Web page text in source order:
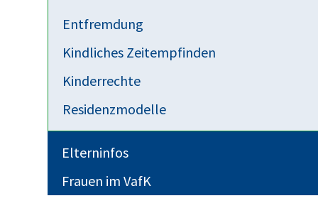
Entfremdung
Kindliches Zeitempfinden
Kinderrechte
Residenzmodelle
Elterninfos
Frauen im VafK
an der Tür und es kommt dann jemand zum
pünktlich, damit der Ablauf nicht unnötig
3. Dienstag im Monat
Bitte beachten: in seltenen Fällen kann die
Bitte kurz vorher nochmal auf der Website